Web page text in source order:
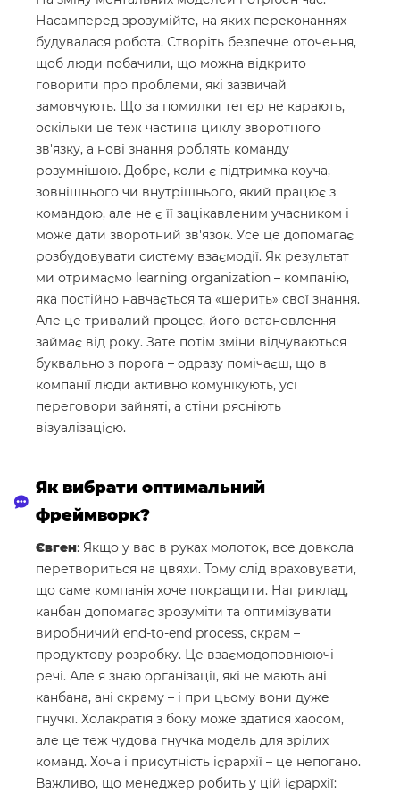
Насамперед зрозумійте, на яких переконаннях
будувалася робота. Створіть безпечне оточення,
щоб люди побачили, що можна відкрито
говорити про проблеми, які зазвичай
замовчують. Що за помилки тепер не карають,
оскільки це теж частина циклу зворотного
зв'язку, а нові знання роблять команду
розумнішою. Добре, коли є підтримка коуча,
зовнішнього чи внутрішнього, який працює з
командою, але не є її зацікавленим учасником і
може дати зворотний зв'язок. Усе це допомагає
розбудовувати систему взаємодії. Як результат
ми отримаємо learning organization – компанію,
яка постійно навчається та «шерить» свої знання.
Але це тривалий процес, його встановлення
займає від року. Зате потім зміни відчуваються
буквально з порога – одразу помічаєш, що в
компанії люди активно комунікують, усі
переговори зайняті, а стіни рясніють
візуалізацією.
Як вибрати оптимальний
фреймворк?
Євген: Якщо у вас в руках молоток, все довкола
перетвориться на цвяхи. Тому слід враховувати,
що саме компанія хоче покращити. Наприклад,
канбан допомагає зрозуміти та оптимізувати
виробничий end-to-end process, скрам –
продуктову розробку. Це взаємодоповнюючі
речі. Але я знаю організації, які не мають ані
канбана, ані скраму – і при цьому вони дуже
гнучкі. Холакратія з боку може здатися хаосом,
але це теж чудова гнучка модель для зрілих
команд. Хоча і присутність ієрархії – це непогано.
Важливо, що менеджер робить у цій ієрархії: